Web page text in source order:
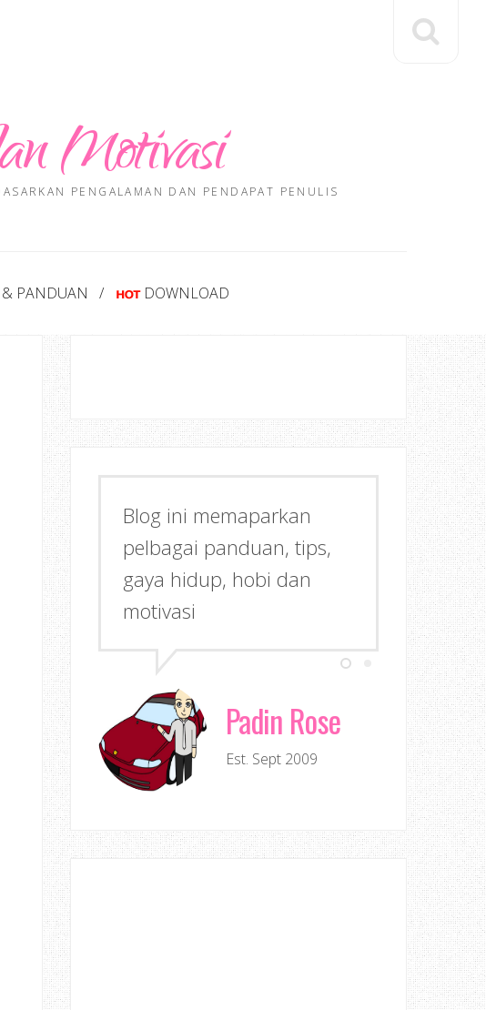
Motivasi
PENGALAMAN DAN PENDAPAT PENULIS
PANDUAN DOWNLOAD
Blog ini memaparkan
pelbagai panduan, tips,
gaya hidup, hobi dan
motivasi
Padin Rose
Est. Sept 2009